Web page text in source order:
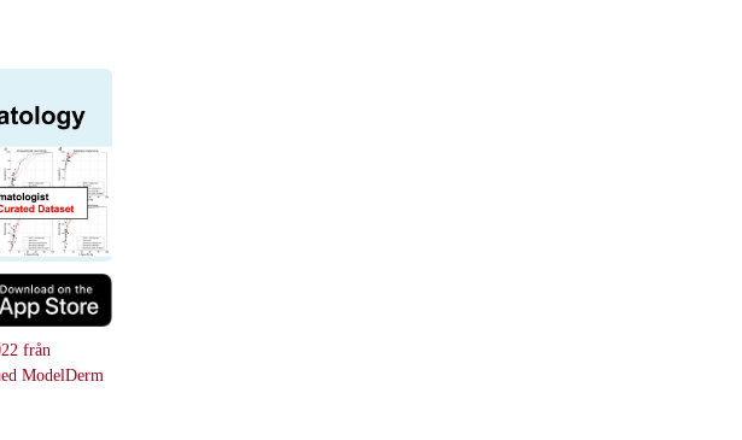
från
ModelDerm